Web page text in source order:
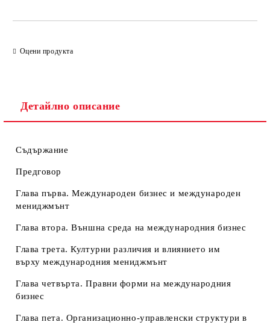
Оцени продукта
Детайлно описание
Съдържание
Предговор
Глава първа. Международен бизнес и международен
мениджмънт
Глава втора. Външна среда на международния бизнес
Глава трета. Културни различия и влиянието им
върху международния мениджмънт
Глава четвърта. Правни форми на международния
бизнес
Глава пета. Организационно-управленски структури в